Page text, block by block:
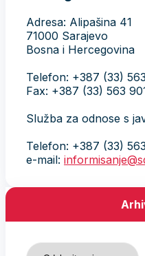
Adresa: Alipašina 41
71000 Sarajevo
Bosna i Hercegovina
Telefon: +387 (33)
Fax: +387 (33) 563
Služba za odnose s
Telefon: +387 (33)
e-mail:
Arhiva